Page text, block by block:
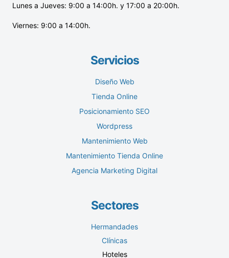
Lunes a Jueves: 9:00 a 14:00h. y 17:00 a 20:00h.
Viernes: 9:00 a 14:00h.
Servicios
Diseño Web
Tienda Online
Posicionamiento SEO
Wordpress
Mantenimiento Web
Mantenimiento Tienda Online
Agencia Marketing Digital
Sectores
Hermandades
Clínicas
Hoteles